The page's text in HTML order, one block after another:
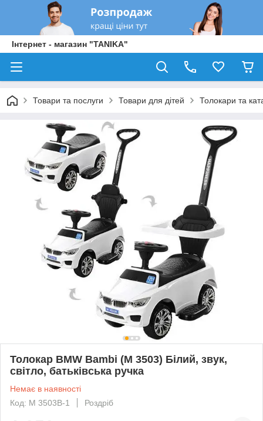
Інтернет - магазин "TANIKA"
Товари та послуги Товари для дітей Толокари та
Толокар BMW Bambi (M 3503) Білий, звук,
світло, батьківська ручка
Немає в наявності
Код: M 3503B-1
Роздріб